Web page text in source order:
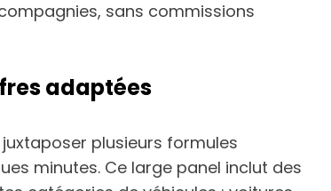
sans commissions
adaptées
plusieurs formules
minutes. Ce large panel inclut des